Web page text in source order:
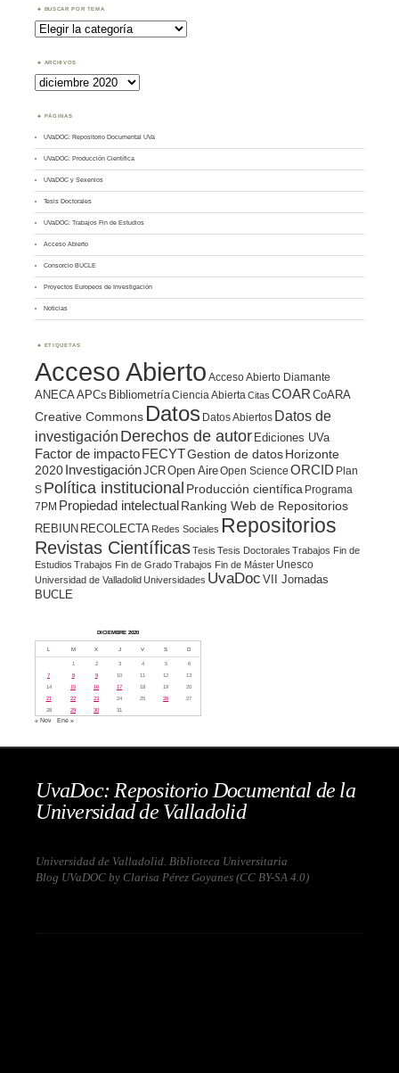
BUSCAR POR TEMA
Buscar
por
Tema
ARCHIVOS
Archivos
PÁGINAS
UVaDOC: Repositorio Documental UVa
UVaDOC: Producción Científica
UVaDOC y Sexenios
Tesis Doctorales
UVaDOC: Trabajos Fin de Estudios
Acceso Abierto
Consorcio BUCLE
Proyectos Europeos de Investigación
Noticias
ETIQUETAS
Acceso Abierto Acceso Abierto Diamante
ANECAAPCs BibliometríaCiencia Abierta Citas COAR CoARA
Creative Commons Datos Datos Abiertos Datos de
investigación Derechos de autor Ediciones UVa
Factor de impacto FECYTGestion de datosHorizonte
2020 InvestigaciónJCROpen AireOpen Science ORCID Plan
S Política institucional Producción científica Programa
7PM Propiedad intelectualRanking Web de Repositorios
REBIUN RECOLECTA Redes Sociales Repositorios
Revistas CientíficasTesis Tesis Doctorales Trabajos Fin de
Estudios Trabajos Fin de GradoTrabajos Fin de Máster Unesco
Universidad de Valladolid Universidades UvaDoc VII Jornadas
BUCLE
DICIEMBRE 2020
L M X J V S D
1 2 3 4 5
6
7
8 9 10 11 12
13
14
15 16 17 18 19
20
21
22 23 24 25 26
27
28
29 30 31
« Nov Ene »
UvaDoc: Repositorio Documental de la
Universidad de Valladolid
Universidad de Valladolid. Biblioteca Universitaria
Blog UVaDOC by Clarisa Pérez Goyanes (CC BY-SA 4.0)